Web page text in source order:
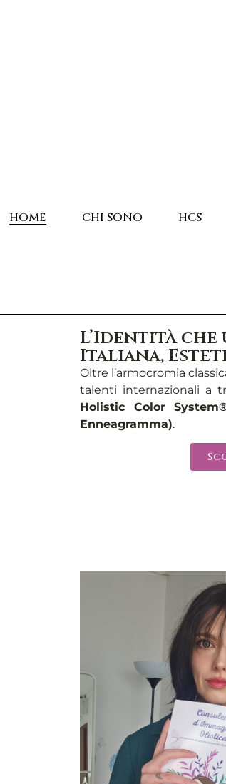
HOME CHI SONO HCS
L’Identità che
Italiana,
Oltre l’armocromia
talenti internazionali a
Holistic Color
Enneagramma).